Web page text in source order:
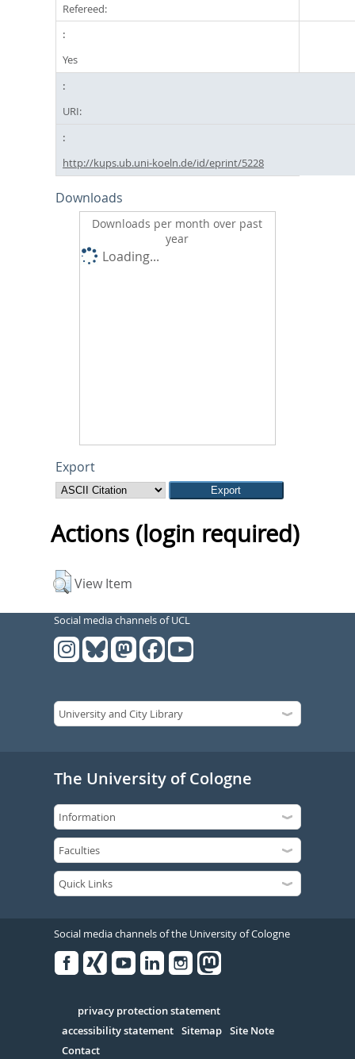
Refereed:
Yes
URI:
http://kups.ub.uni-koeln.de/id/eprint/5228
Downloads
Downloads per month over past
year
Loading...
Export
Actions (login required)
View Item
Social media channels of UCL
The University of Cologne
Social media channels of the University of Cologne
Serivce
privacy protection statement
accessibility statement Sitemap Site Note
Contact